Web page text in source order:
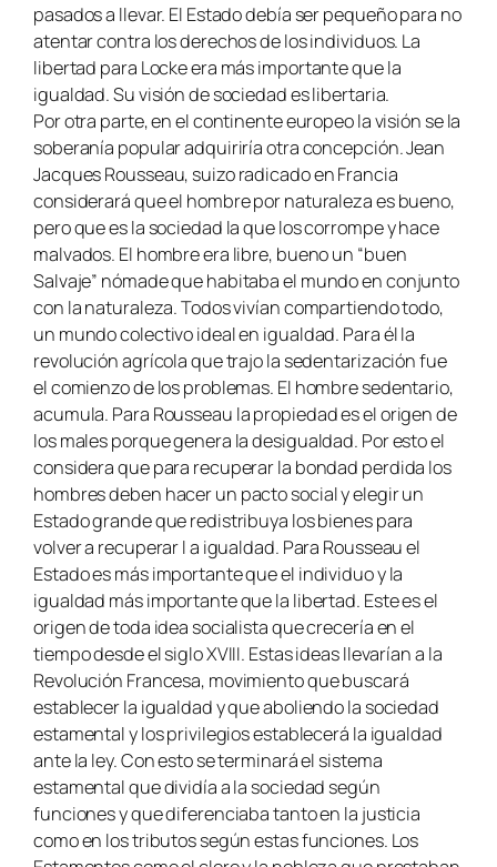
pasados a llevar. El Estado debía ser pequeño para no
atentar contra los derechos de los individuos. La
libertad para Locke era más importante que la
igualdad. Su visión de sociedad es libertaria.
Por otra parte, en el continente europeo la visión se la
soberanía popular adquiriría otra concepción. Jean
Jacques Rousseau, suizo radicado en Francia
considerará que el hombre por naturaleza es bueno,
pero que es la sociedad la que los corrompe y hace
malvados. El hombre era libre, bueno un “buen
Salvaje” nómade que habitaba el mundo en conjunto
con la naturaleza. Todos vivían compartiendo todo,
un mundo colectivo ideal en igualdad. Para él la
revolución agrícola que trajo la sedentarización fue
el comienzo de los problemas. El hombre sedentario,
acumula. Para Rousseau la propiedad es el origen de
los males porque genera la desigualdad. Por esto el
considera que para recuperar la bondad perdida los
hombres deben hacer un pacto social y elegir un
Estado grande que redistribuya los bienes para
volver a recuperar l a igualdad. Para Rousseau el
Estado es más importante que el individuo y la
igualdad más importante que la libertad. Este es el
origen de toda idea socialista que crecería en el
tiempo desde el siglo XVIII. Estas ideas llevarían a la
Revolución Francesa, movimiento que buscará
establecer la igualdad y que aboliendo la sociedad
estamental y los privilegios establecerá la igualdad
ante la ley. Con esto se terminará el sistema
estamental que dividía a la sociedad según
funciones y que diferenciaba tanto en la justicia
como en los tributos según estas funciones. Los